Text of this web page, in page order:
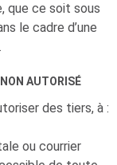
que ce soit sous
le cadre d’une
AUTORISÉ
des tiers, à :
ou courrier